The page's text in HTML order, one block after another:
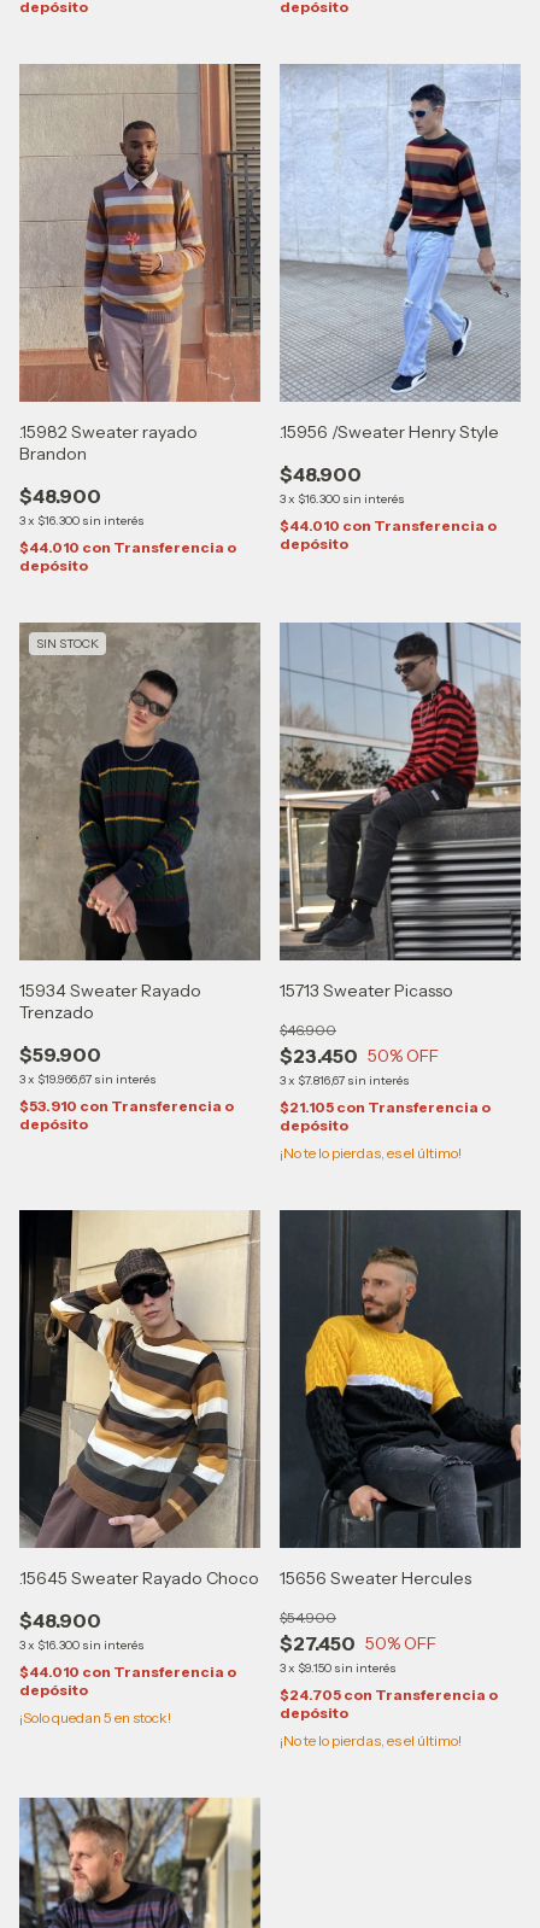
depósito depósito
.15982 Sweater rayado
Brandon
$48.900
3x $16.300 sin interés
$44.010 con Transferencia o
depósito
.15956 /Sweater Henry Style
$48.900
3x $16.300 sin interés
$44.010 con Transferencia o
depósito
SIN STOCK
15934 Sweater Rayado
Trenzado
$59.900
3x $19.966,67 sin interés
$53.910 con Transferencia o
depósito
15713 Sweater Picasso
$23.450
$46.900
50% OFF
3x $7.816,67 sin interés
$21.105 con Transferencia o
depósito
¡No te lo pierdas, es el último!
.15645 Sweater Rayado Choco
$48.900
3x $16.300 sin interés
$44.010 con Transferencia o
depósito
¡Solo quedan 5 en stock!
15656 Sweater Hercules
$27.450
$54.900
50% OFF
3x $9.150 sin interés
$24.705 con Transferencia o
depósito
¡No te lo pierdas, es el último!